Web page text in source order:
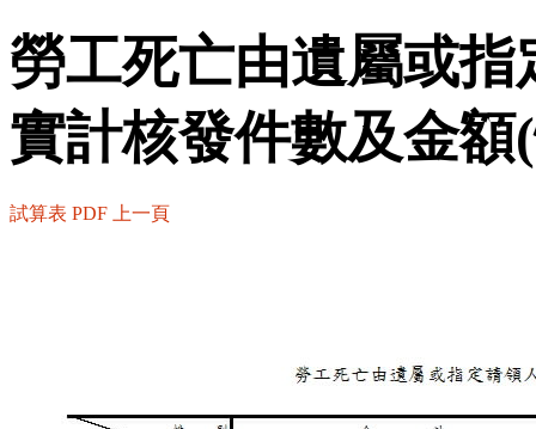
勞工死亡由遺屬或
實計核發件數及金
試算表 PDF 上一頁